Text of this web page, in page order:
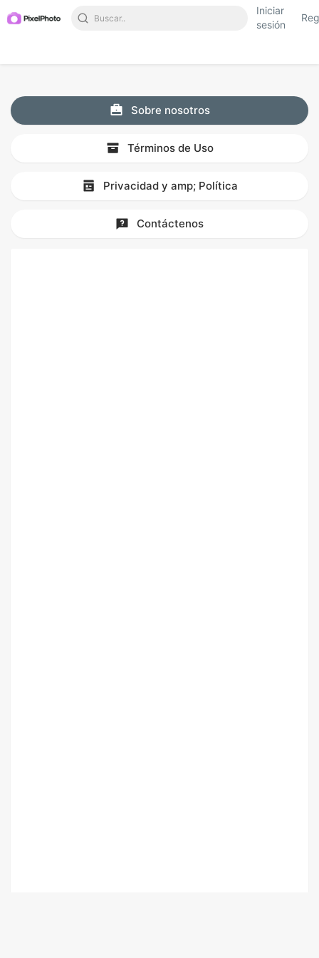
Iniciar
sesión
Sobre nosotros
Términos de Uso
Privacidad y amp; Política
Contáctenos